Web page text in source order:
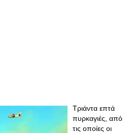
Τριάντα επτά
πυρκαγιές, από
τις οποίες οι